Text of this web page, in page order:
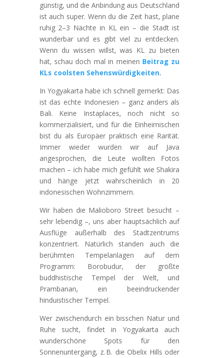
günstig, und die Anbindung aus Deutschland
ist auch super. Wenn du die Zeit hast, plane
ruhig 2–3 Nächte in KL ein – die Stadt ist
wunderbar und es gibt viel zu entdecken.
Wenn du wissen willst, was KL zu bieten
hat, schau doch mal in meinen Beitrag zu
KLs coolsten Sehenswürdigkeiten.
In Yogyakarta habe ich schnell gemerkt: Das
ist das echte Indonesien – ganz anders als
Bali. Keine Instaplaces, noch nicht so
kommerzialisiert, und für die Einheimischen
bist du als Europäer praktisch eine Rarität.
Immer wieder wurden wir auf Java
angesprochen, die Leute wollten Fotos
machen – ich habe mich gefühlt wie Shakira
und hänge jetzt wahrscheinlich in 20
indonesischen Wohnzimmern.
Wir haben die Malioboro Street besucht –
sehr lebendig –, uns aber hauptsächlich auf
Ausflüge außerhalb des Stadtzentrums
konzentriert. Natürlich standen auch die
berühmten Tempelanlagen auf dem
Programm: Borobudur, der größte
buddhistische Tempel der Welt, und
Prambanan, ein beeindruckender
hinduistischer Tempel.
Wer zwischendurch ein bisschen Natur und
Ruhe sucht, findet in Yogyakarta auch
wunderschöne Spots für den
Sonnenuntergang, z. B. die Obelix Hills oder